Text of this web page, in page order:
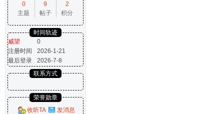
0
主题
9
帖子
2
积分
时间轨迹
威望
0
注册时间
2026-1-21
最后登录
2026-7-8
联系方式
荣誉勋章
收听TA
发消息